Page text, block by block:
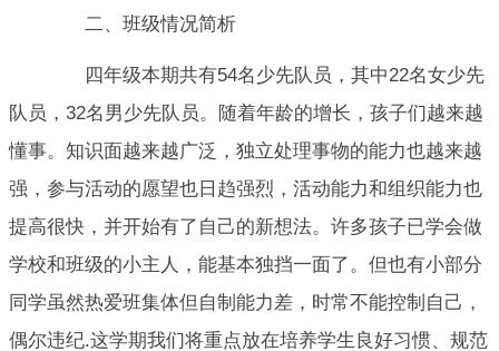
二、班级情况简析
四年级本期共有54名少先队员，其中22名女少先
队员，32名男少先队员。随着年龄的增长，孩子们越来越
懂事。知识面越来越广泛，独立处理事物的能力也越来越
强，参与活动的愿望也日趋强烈，活动能力和组织能力也
提高很快，并开始有了自己的新想法。许多孩子已学会做
学校和班级的小主人，能基本独挡一面了。但也有小部分
同学虽然热爱班集体但自制能力差，时常不能控制自己，
偶尔违纪.这学期我们将重点放在培养学生良好习惯、规范